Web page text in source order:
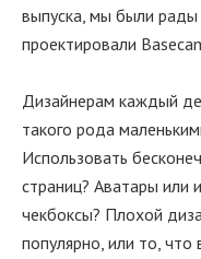
выпуска, мы были рады
проектировали
Дизайнерам каждый
такого рода
Использовать
страниц? Аватары или
чекбоксы? Плохой
популярно, или то,